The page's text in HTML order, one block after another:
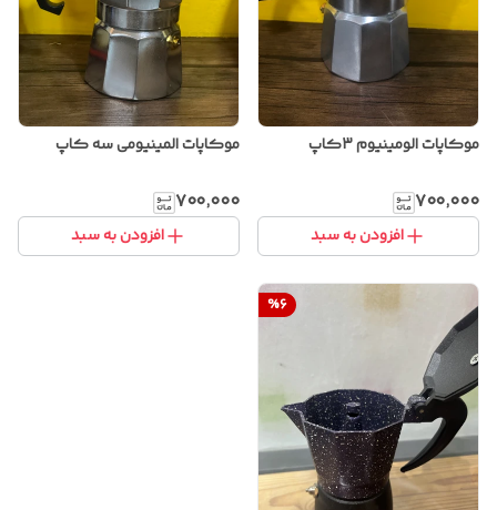
موکاپات الومینیوم 3کاپ
۷۰۰٬۰۰۰
افزودن به سبد
موکاپات المینیومی سه کاپ
۷۰۰٬۰۰۰
افزودن به سبد
%6